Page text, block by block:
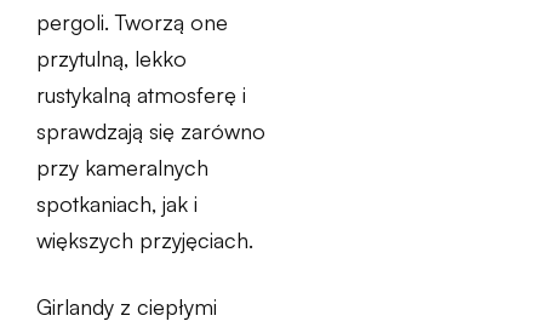
pergoli. Tworzą one
przytulną, lekko
rustykalną atmosferę i
sprawdzają się zarówno
przy kameralnych
spotkaniach, jak i
większych przyjęciach.
Girlandy z ciepłymi